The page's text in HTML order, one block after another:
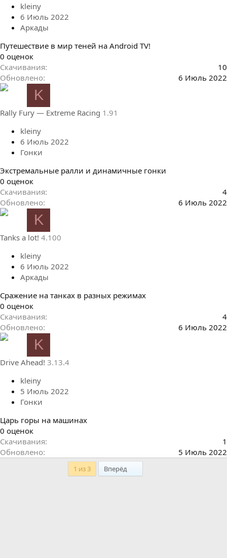
kleiny
6 Июль 2022
Аркады
Путешествие в мир теней на Android TV!
0
.
0
0
в
0 оценок
Скачивания
10
Обновлено
6 Июль 2022
K
Rally Fury — Extreme Racing 1.91
kleiny
6 Июль 2022
Гонки
Экстремальные ралли и динамичные гонки
0
.
0
0
в
0 оценок
Скачивания
4
Обновлено
6 Июль 2022
K
Tanks a lot! 4.100
kleiny
6 Июль 2022
Аркады
Сражение на танках в разных режимах
0
.
0
0
в
0 оценок
Скачивания
4
Обновлено
6 Июль 2022
K
Drive Ahead! 3.13.4
kleiny
5 Июль 2022
Гонки
Царь горы на машинах
0
.
0
0 оценок
Скачивания
1
Обновлено
5 Июль 2022
1 из 3 Вперёд